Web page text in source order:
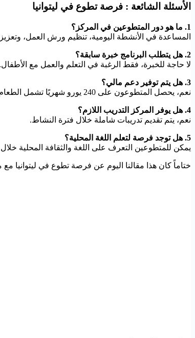
الأسئلة الشائعة : فرصة تطوع في ليتوانيا
1. ما هو دور المتطوعين في المركز؟
المساعدة في الأنشطة اليومية، تنظيم ورش العمل،
2. هل يتطلب البرنامج خبرة سابقة؟
لا حاجة للخبرة، فقط الرغبة في التعلم والعمل مع الأطفال.
3. هل يتم توفير دعم مالي؟
نعم، يحصل المتطوعون على 240 يورو شهريًا تشمل الطعام والمصروف الشخصي.
4. هل يوفر المركز التدريب اللازم؟
نعم، يتم تقديم تدريبات شاملة خلال فترة النشاط.
5. هل توجد فرصة لتعلم اللغة المحلية؟
يمكن للمتطوعين التعرف على اللغة والثقافة المحلية خلال
ختاماً كان هذا مقالنا اليوم عن فرصة تطوع في ليتوانيا